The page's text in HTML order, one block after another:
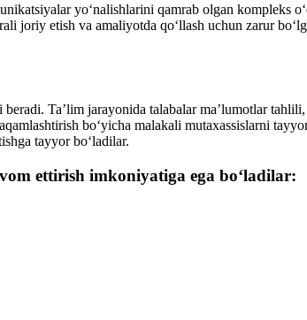
yo‘nalishlarini qamrab olgan kompleks
joriy etish va amaliyotda qo‘llash uchun zarur
Ta’lim jarayonida talabalar ma’lumotlar
bo‘yicha malakali mutaxassislarni
tayyor bo‘ladilar.
ettirish imkoniyatiga ega bo‘ladilar: